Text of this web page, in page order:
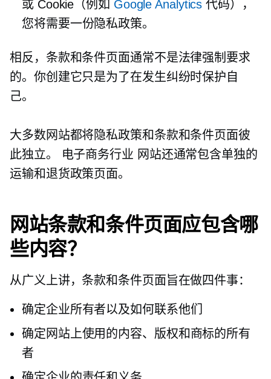
或 Cookie（例如 Google Analytics 代码），
您将需要一份隐私政策。
相反，条款和条件页面通常不是法律强制要求
的。你创建它只是为了在发生纠纷时保护自
己。
大多数网站都将隐私政策和条款和条件页面彼
此独立。
电子商务行业 网站还通常包含单独的
运输和退货政策页面。
网站条款和条件页面应包含哪
些内容？
从广义上讲，条款和条件页面旨在做四件事：
确定企业所有者以及如何联系他们
确定网站上使用的内容、版权和商标的所有
者